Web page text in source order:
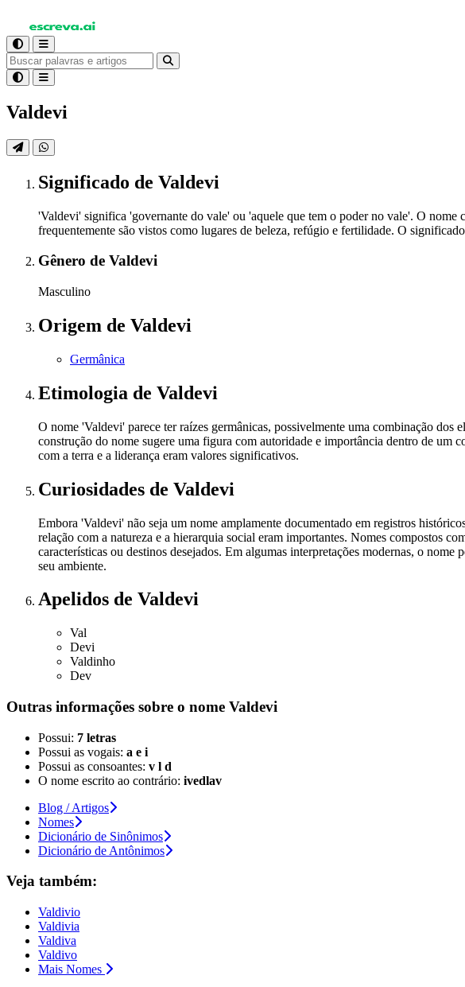
Valdevi
Significado de Valdevi
'Valdevi' significa 'governante do vale' ou 'aquele que tem o poder no vale'. O nome
frequentemente são vistos como lugares de beleza, refúgio e fertilidade. O
Gênero de Valdevi
Masculino
Origem de Valdevi
Germânica
Etimologia de Valdevi
O nome 'Valdevi' parece ter raízes germânicas, possivelmente uma combinação
construção do nome sugere uma figura com autoridade e importância dentro de
com a terra e a liderança eram valores significativos.
Curiosidades de Valdevi
Embora 'Valdevi' não seja um nome amplamente documentado em registros
relação com a natureza e a hierarquia social eram importantes. Nomes compostos
características ou destinos desejados. Em algumas interpretações modernas, o
seu ambiente.
Apelidos de Valdevi
Val
Devi
Valdinho
Dev
Outras informações sobre o nome Valdevi
Possui: 7 letras
Possui as vogais: a e i
Possui as consoantes: v l d
O nome escrito ao contrário: ivedlav
Blog / Artigos
Nomes
Dicionário de Sinônimos
Dicionário de Antônimos
Veja também:
Valdivio
Valdivia
Valdiva
Valdivo
Mais Nomes